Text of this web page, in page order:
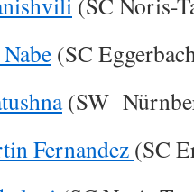
(SC
(SW
Fernandez (SC